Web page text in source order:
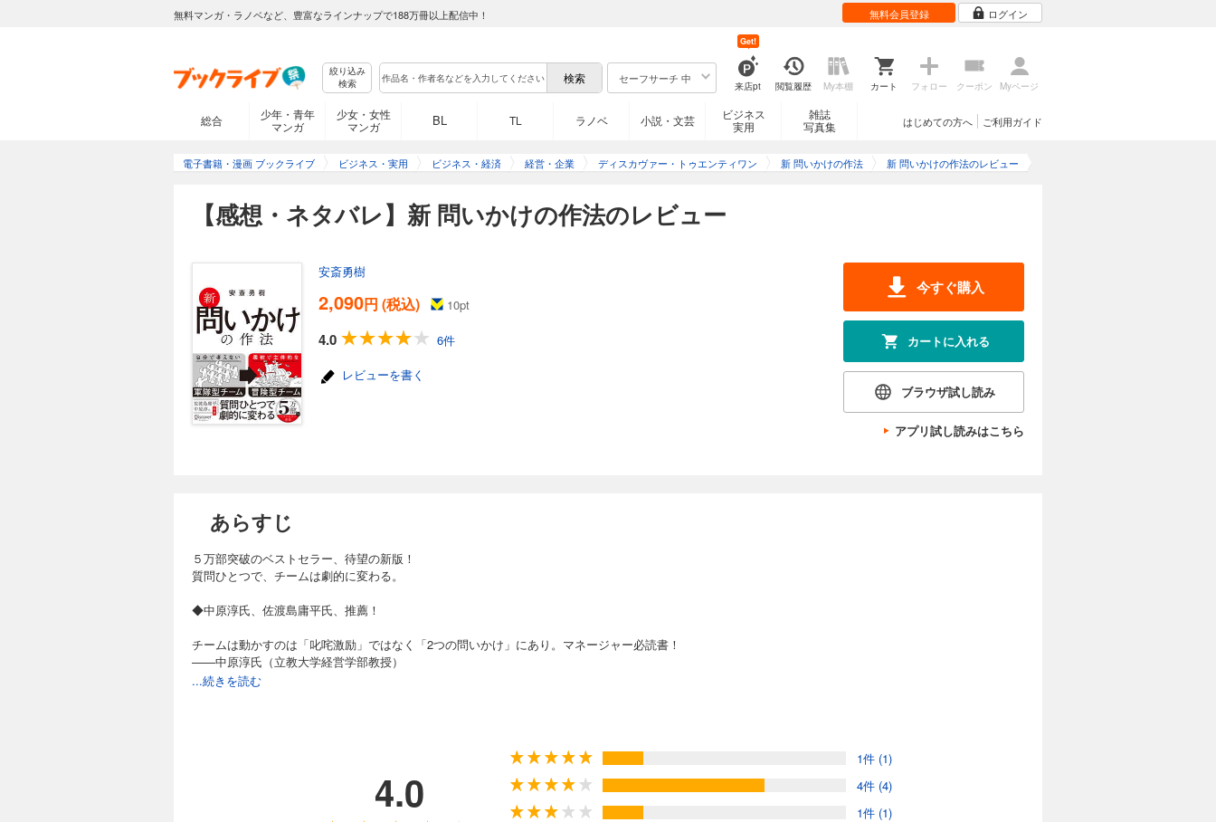
無料マンガ・ラノベなど、豊富なラインナップで188万冊以上配信中！ 無料会員登録 ログイン
絞り込み
検索
セーフサーチ 中
来店pt
Get!
閲覧履歴 My本棚 カート フォロー クーポン Myページ
総合
少年・青年
マンガ
少女・女性
マンガ
BL TL ラノベ 小説・文芸
ビジネス
実用
雑誌
写真集
ご利用ガイド
はじめての方へ
電子書籍・漫画 ブックライブ ビジネス・実用 ビジネス・経済 経営・企業 ディスカヴァー・トゥエンティワン 新 問いかけの作法 新 問いかけの作法のレビュー
【感想・ネタバレ】新 問いかけの作法のレビュー
安斎勇樹
2,090円 (税込) 10pt
4.0
6件
レビューを書く
今すぐ購入
カートに入れる
ブラウザ試し読み
アプリ試し読みはこちら
あらすじ
５万部突破のベストセラー、待望の新版！
質問ひとつで、チームは劇的に変わる。
◆中原淳氏、佐渡島庸平氏、推薦！
チームは動かすのは「叱咤激励」ではなく「2つの問いかけ」にあり。マネージャー必読書！
——中原淳氏（立教大学経営学部教授）
これからの組織に必要なのは、命令で動く「軍隊型チーム」ではなく、メンバー一人ひとりが考え、判断し、行動する「冒険型チーム」。
その転換のための鍵となるのが、「問いかけ」という技術です。
...続きを読む
4.0
1件 (1)
4件 (4)
1件 (1)